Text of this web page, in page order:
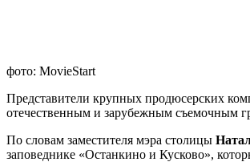
фото: MovieStart
Представители крупных продюсерских
отечественным и зарубежным съемочным
По словам заместителя мэра столицы
заповеднике «Останкино и Кусково»,